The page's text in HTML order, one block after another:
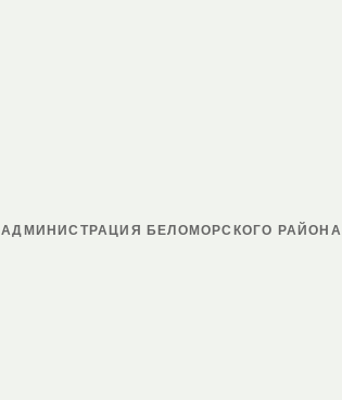
АДМИНИСТРАЦИЯ БЕЛОМОРСКОГО РАЙОНА